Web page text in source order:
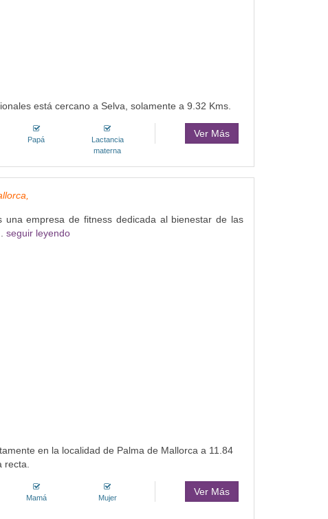
está cercano a Selva, solamente a 9.32 Kms.
Papá
Lactancia
materna
Ver Más
una empresa de fitness dedicada al bienestar de las
seguir leyendo
en la localidad de Palma de Mallorca a 11.84
recta.
Mamá Mujer
Ver Más